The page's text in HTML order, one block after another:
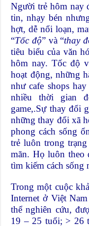
Người trẻ hôm nay
tin, nhạy bén
hợt, dễ nổi loạn,
“Tốc độ” và “thay
tiêu biểu của văn
hôm nay. Tốc độ
hoạt động, những
như cafe shops
nhiều thời gian
game,.Sự thay đổi
những thay đổi xã
phong cách sống
trẻ luôn trong
mãn. Họ luôn theo
tìm kiếm cách sống
Trong một cuộc
Internet ở Việt
thể nghiên cứu,
19 – 25 tuổi; > 26